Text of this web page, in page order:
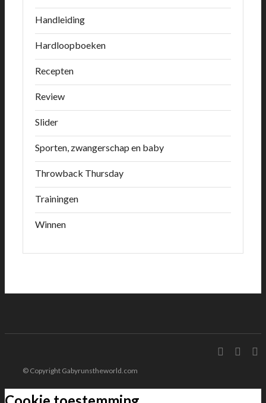
Handleiding
Hardloopboeken
Recepten
Review
Slider
Sporten, zwangerschap en baby
Throwback Thursday
Trainingen
Winnen
© Copyright Gabyrunstheworld.com